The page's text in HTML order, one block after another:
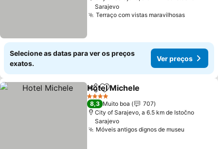
Sarajevo
Terraço com vistas maravilhosas
Selecione as datas para ver os preços
exatos.
Ver preços
PartilharAdicionar aos favoritos
Hotel Michele
4 Estrelas
8,3 Muito boa
707
City of Sarajevo, a 6.5 km de Istočno
Sarajevo
Móveis antigos dignos de museu